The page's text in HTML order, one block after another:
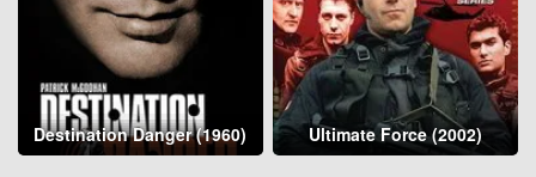
Destination Danger (1960) Ultimate Force (2002)